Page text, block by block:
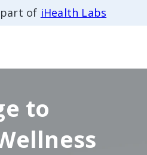
of iHealth Labs
to